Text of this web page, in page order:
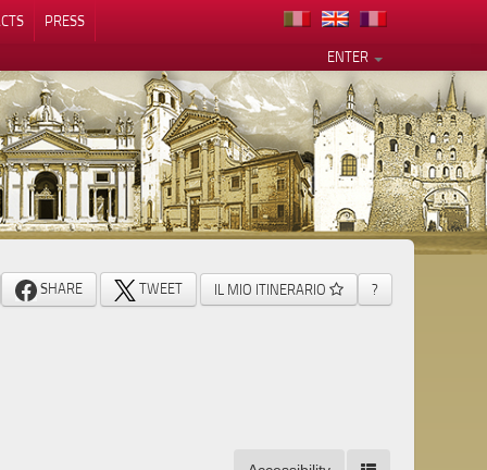
PRESS
ENTER
SHARE TWEET IL MIO ITINERARIO ?